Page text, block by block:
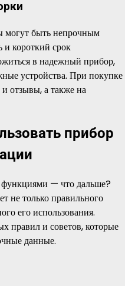
могут быть непрочным
и короткий срок
в надежный прибор,
устройства. При покупке
отзывы, а также на
прибор
функциями — что дальше?
не только правильного
его использования.
правил и советов, которые
данные.